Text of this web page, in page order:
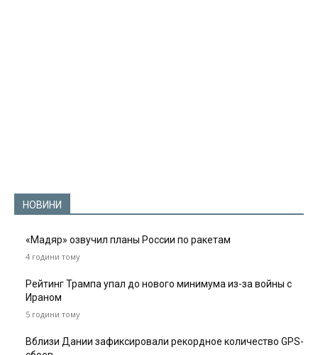
НОВИНИ
«Мадяр» озвучил планы России по ракетам
4 години тому
Рейтинг Трампа упал до нового минимума из-за войны с
Ираном
5 години тому
Вблизи Дании зафиксировали рекордное количество GPS-